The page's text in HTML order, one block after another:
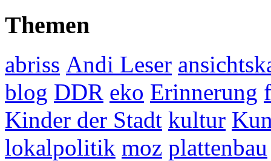
Themen
abriss Andi Leser
blog DDR eko Erinnerung
Kinder der Stadt kultur
lokalpolitik moz plattenbau